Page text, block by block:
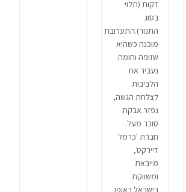
דקות (תלוי
בסוג
התנור).התערובת
מוכנה כשהיא
שזופה וחומה.
נעביר את
הלביבות
לצלחת הגשה,
נפזר אבקת
סוכר מעל.
חברת 'כרמל
דיירקט',
מייבאת
ומשווקת
בישראל באופן